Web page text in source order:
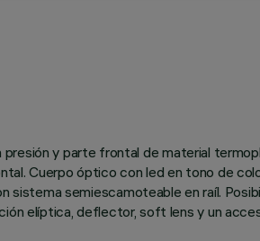
presión y parte frontal de material
Cuerpo óptico con led en tono de
semiescamoteable en raíl.
elíptica, deflector, soft lens y un